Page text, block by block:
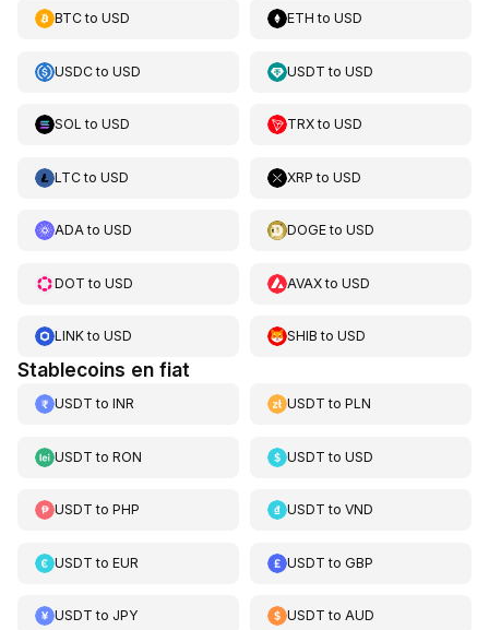
BTCto USD ETH toUSD
USDCto USD USDT toUSD
SOL to USD TRXtoUSD
LTCto USD XRP toUSD
ADAto USD DOGEtoUSD
DOT to USD AVAXtoUSD
LINKto USD SHIB toUSD
Stablecoins en fiat
USDT to INR USDT toPLN
USDT to RON USDT toUSD
USDT to PHP USDT toVND
USDT to EUR USDT toGBP
USDT to JPY USDT toAUD